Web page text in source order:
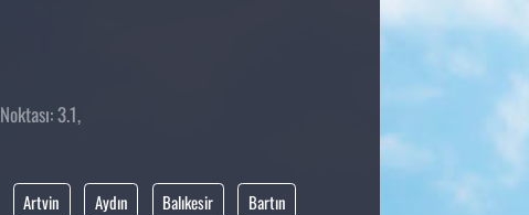
3.1,
Artvin Aydın Balıkesir
Bartın